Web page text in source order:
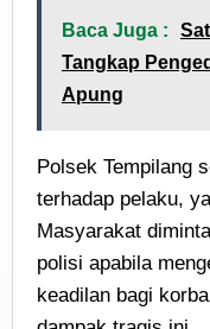
Baca Juga :
Tangkap
Apung
Polsek Tempilang
terhadap pelaku,
Masyarakat
polisi apabila
keadilan bagi